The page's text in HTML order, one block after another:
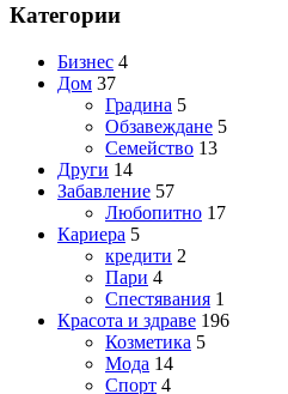
Категории
Бизнес 4
Дом 37
Градина 5
Обзавеждане 5
Семейство 13
Други 14
Забавление 57
Любопитно 17
Кариера 5
кредити 2
Пари 4
Спестявания 1
Красота и здраве 196
Козметика 5
Мода 14
Спорт 4